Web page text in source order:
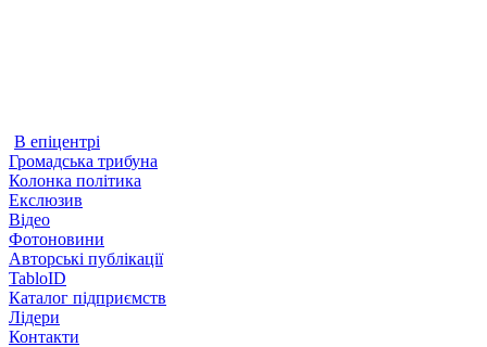
В епіцентрі
Громадська трибуна
Колонка політика
Екслюзив
Відео
Фотоновини
Авторські публікації
TabloID
Каталог підприємств
Лідери
Контакти